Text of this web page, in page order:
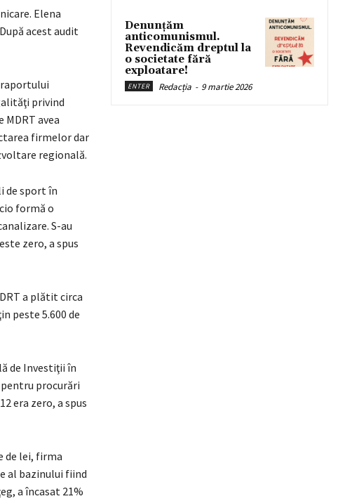
Elena
acest audit
privind
avea
firmelor dar
regională.
de sport în
formă o
S-au
zero, a spus
a plătit circa
peste 5.600 de
de Investiţii în
procurări
era zero, a spus
de lei, firma
al bazinului fiind
a încasat 21%
Denunțăm
anticomunismul.
Revendicăm dreptul la
o societate fără
exploatare!
ENTER Redacția - 9 martie 2026